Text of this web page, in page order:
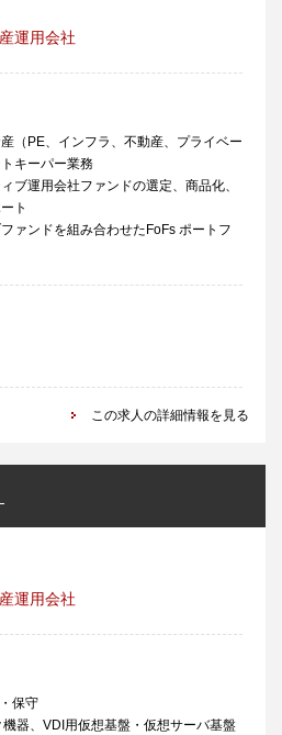
運用会社
（PE、インフラ、不動産、プライベー
キーパー業務
ブ運用会社ファンドの選定、商品化、
ト
ァンドを組み合わせたFoFs ポートフ
この求人の詳細情報を見る
運用会社
保守
器、VDI用仮想基盤・仮想サーバ基盤